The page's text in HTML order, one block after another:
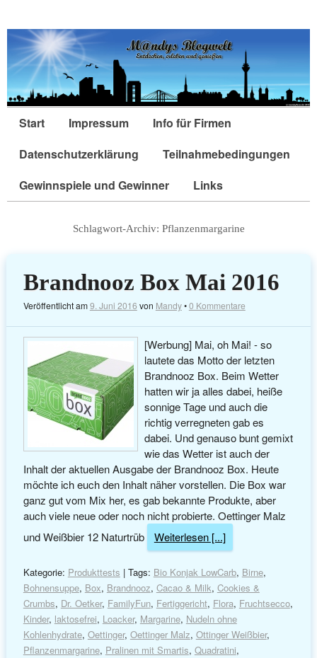
Start Impressum
Info für Firmen
Datenschutzerklärung
Teilnahmebedingungen
Gewinnspiele und Gewinner
Links
Schlagwort-Archiv: Pflanzenmargarine
Brandnooz Box Mai 2016
Veröffentlicht am9. Juni 2016 von Mandy•0 Kommentare
[Werbung] Mai, oh Mai! - so
lautete das Motto der letzten
Brandnooz Box. Beim Wetter
hatten wir ja alles dabei, heiße
sonnige Tage und auch die
richtig verregneten gab es
dabei. Und genauso bunt gemixt
wie das Wetter ist auch der
Inhalt der aktuellen Ausgabe der Brandnooz Box. Heute
möchte ich euch den Inhalt näher vorstellen. Die Box war
ganz gut vom Mix her, es gab bekannte Produkte, aber
auch viele neue oder noch nicht probierte. Oettinger Malz
und Weißbier 12 Naturtrüb
Weiterlesen [...]
Kategorie: Produkttests | Tags: Bio Konjak LowCarb, Birne,
Bohnensuppe, Box, Brandnooz, Cacao & Milk, Cookies &
Crumbs, Dr. Oetker, FamilyFun, Fertiggericht, Flora, Fruchtsecco,
Kinder, laktosefrei, Loacker, Margarine, Nudeln ohne
Kohlenhydrate, Oettinger, Oettinger Malz, Ottinger Weißbier,
Pflanzenmargarine, Pralinen mit Smartis, Quadratini,